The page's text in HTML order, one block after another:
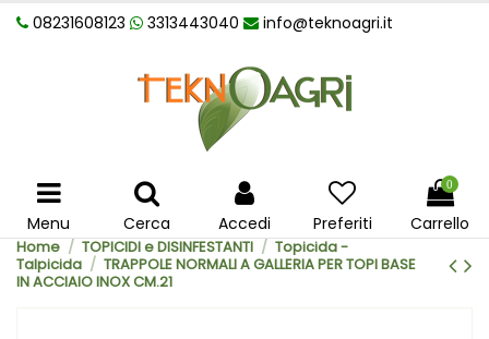
08231608123 3313443040 info@teknoagri.it
Menu Cerca Accedi Preferiti
0
Carrello
Home TOPICIDI e DISINFESTANTI
Topicida -
Talpicida
TRAPPOLE NORMALI A GALLERIA PER TOPI BASE
IN ACCIAIO INOX CM.21